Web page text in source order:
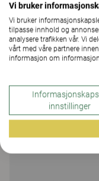
Fields
223 Farger og
Vi bruker
Vi bruker
tilpasse innhold og
analysere trafikken vår. Vi
vårt med våre partnere
informasjon om
innstillinger